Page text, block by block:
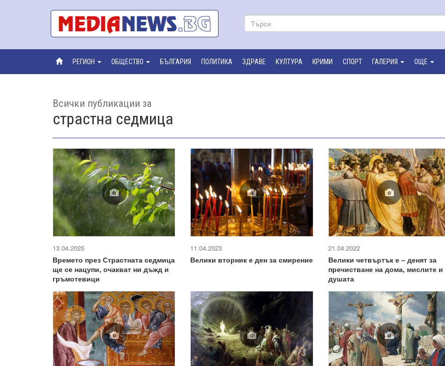
РЕГИОН ОБЩЕСТВО БЪЛГАРИЯ ПОЛИТИКА ЗДРАВЕ КУЛТУРА КРИМИ СПОРТ ГАЛЕРИЯ ОЩЕ
Всички публикации за
страстна седмица
13.04.2025
Времето през Страстната седмица
ще се нацупи, очакват ни дъжд и
гръмотевици
11.04.2023
Велики вторник е ден за смирение
21.04.2022
Велики четвъртък е – денят за
пречистване на дома, мислите и
душата